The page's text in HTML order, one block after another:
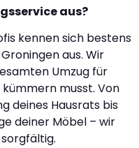
aus?
kennen sich bestens
aus. Wir
Umzug für
musst. Von
deines Hausrats bis
deiner Möbel – wir